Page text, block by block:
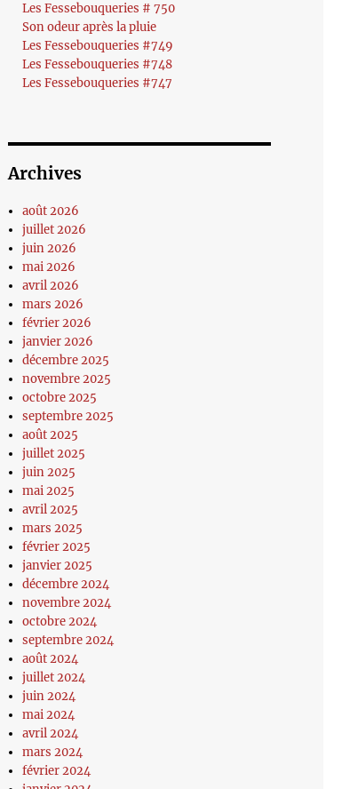
Les Fessebouqueries # 750
Son odeur après la pluie
Les Fessebouqueries #749
Les Fessebouqueries #748
Les Fessebouqueries #747
Archives
août 2026
juillet 2026
juin 2026
mai 2026
avril 2026
mars 2026
février 2026
janvier 2026
décembre 2025
novembre 2025
octobre 2025
septembre 2025
août 2025
juillet 2025
juin 2025
mai 2025
avril 2025
mars 2025
février 2025
janvier 2025
décembre 2024
novembre 2024
octobre 2024
septembre 2024
août 2024
juillet 2024
juin 2024
mai 2024
avril 2024
mars 2024
février 2024